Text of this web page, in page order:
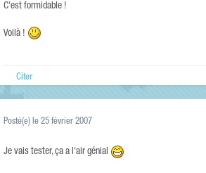
C'est formidable !
Voilà !
Citer
Posté(e) le 25 février 2007
Je vais tester, ça a l'air génial